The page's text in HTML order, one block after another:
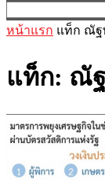
หน้าแรก แท็ก ณัฐ
แท็ก: ณั